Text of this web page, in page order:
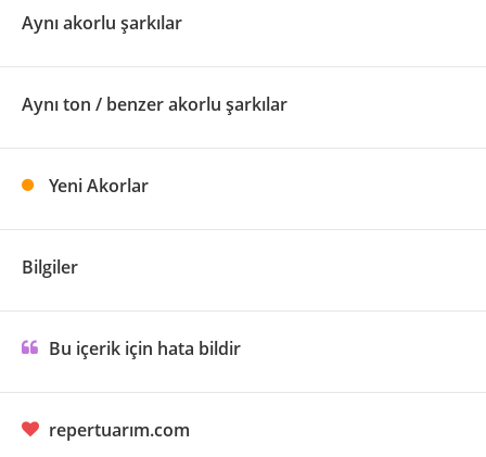
Aynı akorlu şarkılar
Aynı ton / benzer akorlu şarkılar
Yeni Akorlar
Bilgiler
Bu içerik için hata bildir
repertuarım.com